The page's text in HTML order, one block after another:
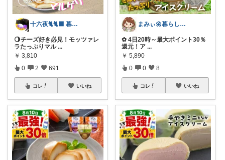
十六夜🐈🐈‍⬛ 暮らしのあれこれ
🌖チーズ好き必見！モッツァレ
ラたっぷりマル ...
￥ 3,810
0 2 691
コレ いいね
まみぃ🌼暮らしの便利グッズ｜毎日朝コレ
✿ 4日20時～最大ポイント30％
還元！ア ...
￥ 5,890
0 0 8
コレ いいね